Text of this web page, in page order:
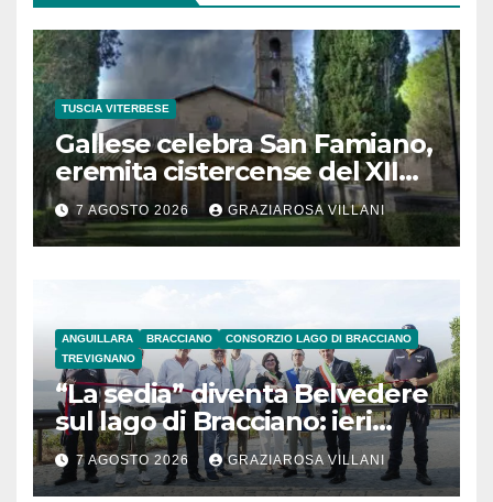
TUSCIA VITERBESE
Gallese celebra San Famiano,
eremita cistercense del XII
secolo
7 AGOSTO 2026 GRAZIAROSA VILLANI
ANGUILLARA BRACCIANO
CONSORZIO LAGO DI BRACCIANO
TREVIGNANO
“La sedia” diventa Belvedere
sul lago di Bracciano: ieri
l’inaugurazione
7 AGOSTO 2026 GRAZIAROSA VILLANI